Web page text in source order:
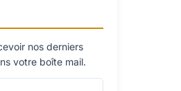
nos derniers
votre boîte mail.